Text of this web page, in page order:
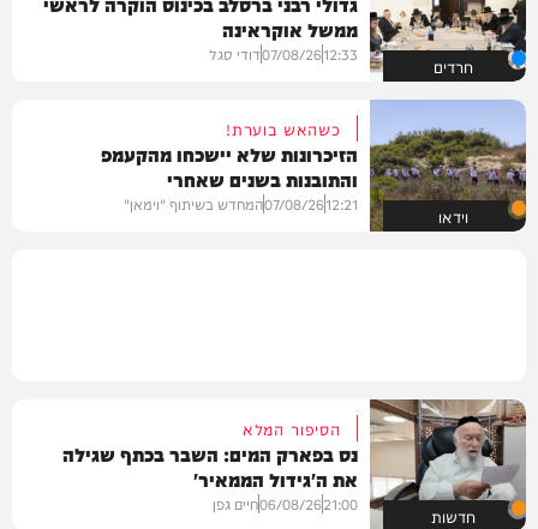
חרדים
ממשל אוקראינה
12:33
07/08/26דודי סגל
וידאו
כשהאש בוערת!
הזיכרונות שלא יישכחו מהקעמפ
והתובנות בשנים שאחרי
12:21
07/08/26המחדש בשיתוף "וימאן"
חדשות
הסיפור המלא
נס בפארק המים: השבר בכתף שגילה
את ה'גידול הממאיר'
21:00
06/08/26חיים גפן